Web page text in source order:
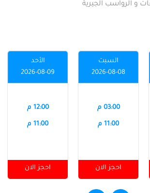
و الرواسب الجيرية
السبت
2026-08-08
03:00 م
11:00 م
احجز الان
الأحد
2026-08-09
12:00 م
11:00 م
احجز الان